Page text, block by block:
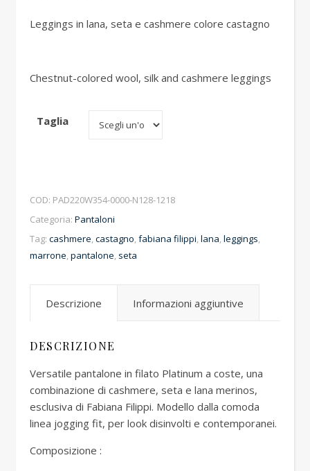
Leggings in lana, seta e cashmere colore castagno
Chestnut-colored wool, silk and cashmere leggings
Taglia
COD: PAD220W354-0000-N128-1218
Categoria: Pantaloni
Tag: cashmere,castagno,fabiana filippi,lana,leggings,
marrone,pantalone, seta
Descrizione Informazioni aggiuntive
DESCRIZIONE
Versatile pantalone in filato Platinum a coste, una
combinazione di cashmere, seta e lana merinos,
esclusiva di Fabiana Filippi. Modello dalla comoda
linea jogging fit, per look disinvolti e contemporanei.
Composizione :